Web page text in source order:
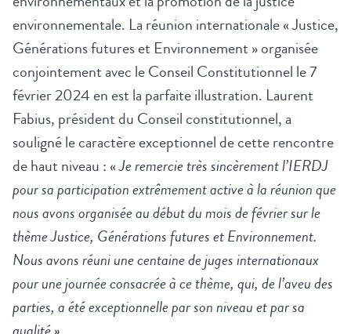
environnementale. La réunion internationale « Justice,
Générations futures et Environnement » organisée
conjointement avec le Conseil Constitutionnel le 7
février 2024 en est la parfaite illustration. Laurent
Fabius, président du Conseil constitutionnel, a
souligné le caractère exceptionnel de cette rencontre
de haut niveau : «Je remercie très sincèrement l’IERDJ
pour sa participation extrêmement active à la réunion que
nous avons organisée au début du mois de février sur le
thème Justice, Générations futures et Environnement.
Nous avons réuni une centaine de juges internationaux
pour une journée consacrée à ce thème, qui, de l’aveu des
parties, a été exceptionnelle par son niveau et par sa